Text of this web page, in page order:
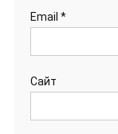
Email *
Сайт